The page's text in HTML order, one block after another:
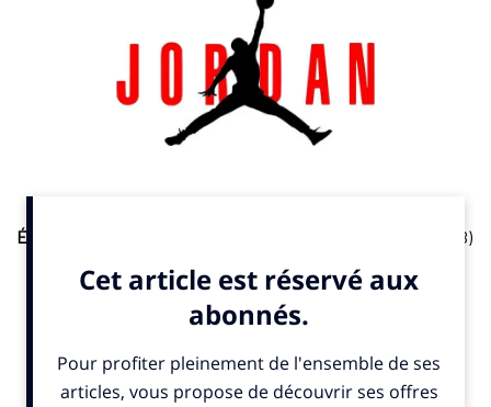
Équipementiers
. La Fédération Française de Basketball (FFBB)
Un communiquépublié mardi 13 mai 2025 précise que
les clubs affiliés peuvent bénéficier de 20% de réduction sur
personnaliser leurs tenues de match avec leurs couleurs et
logos. Jordan, marque du groupe Nike, est partenaire de la